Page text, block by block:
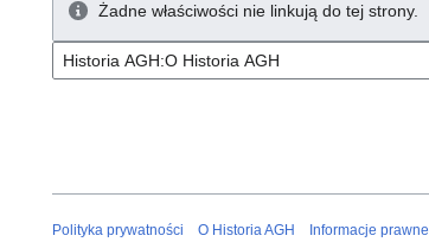
Żadne właściwości nie linkują do tej strony.
Polityka prywatności O Historia AGH Informacje prawne